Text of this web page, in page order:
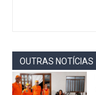
OUTRAS NOTÍCIAS